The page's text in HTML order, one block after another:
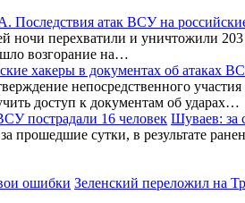
перехватили и уничтожили
возгорание на…
непосредственного
доступ к документам об ударах…
Шуваев: за
прошедшие сутки, в результате
Зеленский переложил на